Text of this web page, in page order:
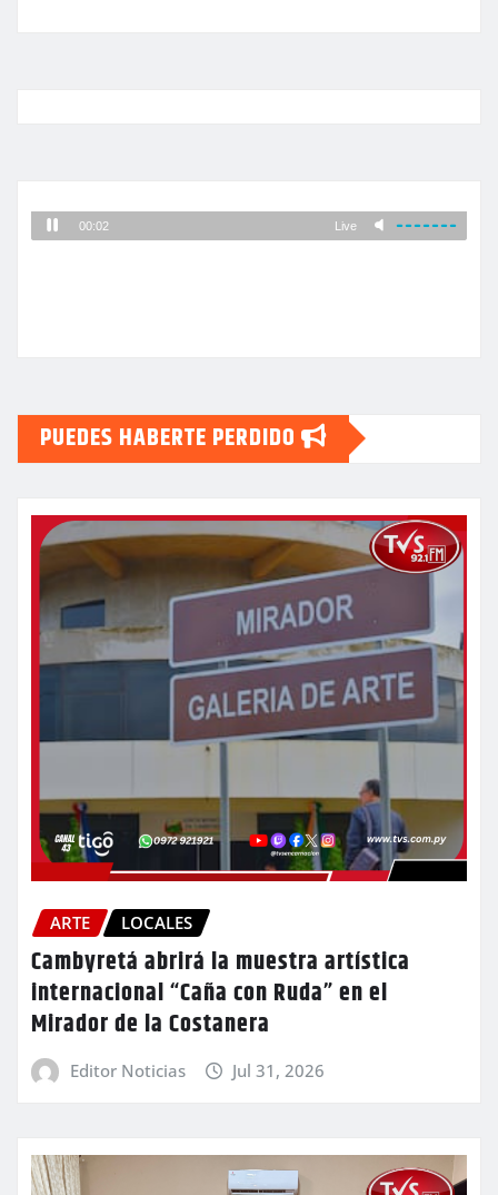
PUEDES HABERTE PERDIDO
ARTE LOCALES
Cambyretá abrirá la muestra artística
internacional “Caña con Ruda” en el
Mirador de la Costanera
Editor Noticias Jul 31, 2026